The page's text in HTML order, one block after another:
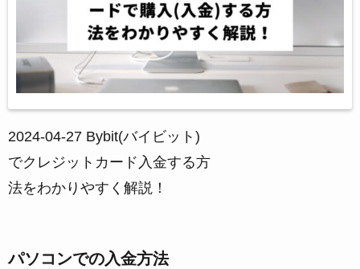
2024-04-27 Bybit(バイビット)
でクレジットカード入金する方
法をわかりやすく解説！
パソコンでの入金方法